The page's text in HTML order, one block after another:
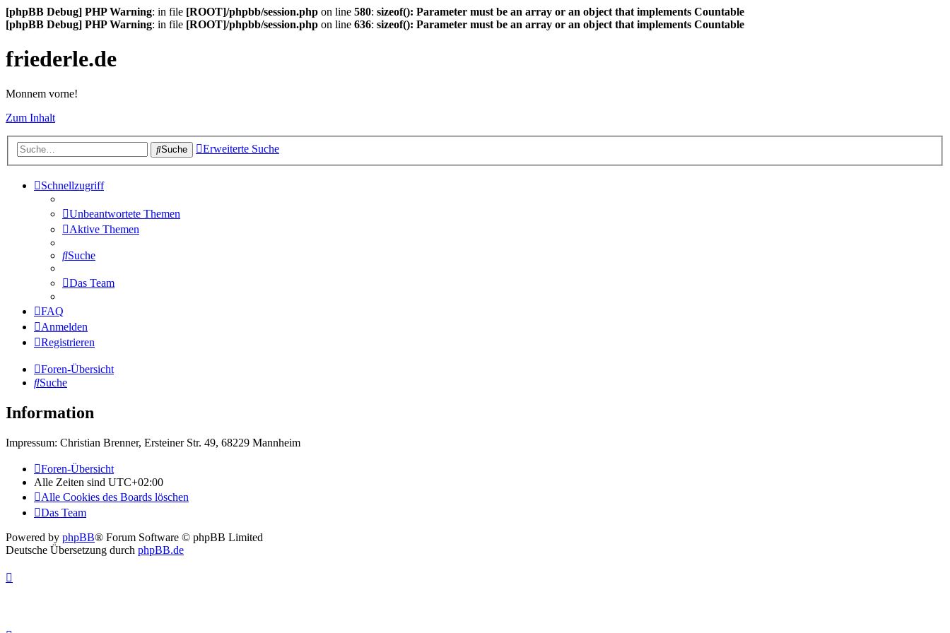
[phpBB Debug] PHP Warning: in file [ROOT]/phpbb/session.php on line 580: sizeof(): Parameter must be an array or an object that implements Countable
[phpBB Debug] PHP Warning: in file [ROOT]/phpbb/session.php on line 636: sizeof(): Parameter must be an array or an object that implements Countable
friederle.de
Monnem vorne!
Zum Inhalt
Suche Erweiterte Suche
Schnellzugriff
Unbeantwortete Themen
Aktive Themen
Suche
Das Team
FAQ
Anmelden
Registrieren
Foren-Übersicht
Suche
Information
Impressum: Christian Brenner, Ersteiner Str. 49, 68229 Mannheim
Foren-Übersicht
Alle Zeiten sind UTC+02:00
Alle Cookies des Boards löschen
Das Team
Powered by phpBB® Forum Software © phpBB Limited
Deutsche Übersetzung durch phpBB.de